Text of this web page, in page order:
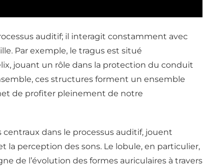
auditif; il interagit constamment avec
Par exemple, le tragus est situé
jouant un rôle dans la protection du conduit
ces structures forment un ensemble
de profiter pleinement de notre
dans le processus auditif, jouent
la perception des sons. Le lobule, en particulier,
de l’évolution des formes auriculaires à travers